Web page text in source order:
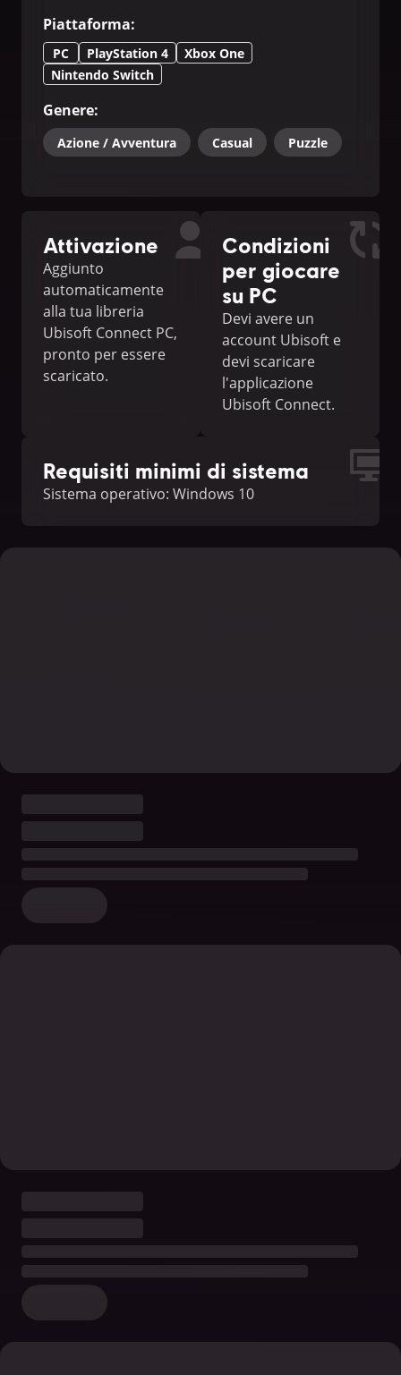
nel tentativo di preservare la propria umanità
davanti agli orrori della guerra.
Piattaforma:
PC PlayStation 4
Xbox One
Nintendo Switch
Genere:
Azione / Avventura Casual Puzzle
Attivazione
Aggiunto
automaticamente
alla tua libreria
Ubisoft Connect PC,
pronto per essere
scaricato.
Condizioni
per giocare
su PC
Devi avere un
account Ubisoft e
devi scaricare
l'applicazione
Ubisoft Connect.
Requisiti minimi di sistema
Sistema operativo: Windows 10